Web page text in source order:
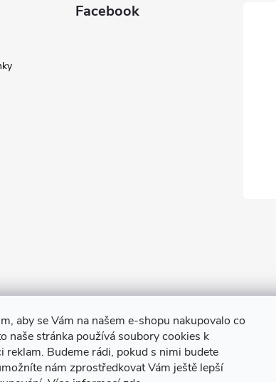
aby se Vám na našem e-shopu nakupovalo co
naše stránka používá soubory cookies k
reklam. Budeme rádi, pokud s nimi budete
nám zprostředkovat Vám ještě lepší
Facebook